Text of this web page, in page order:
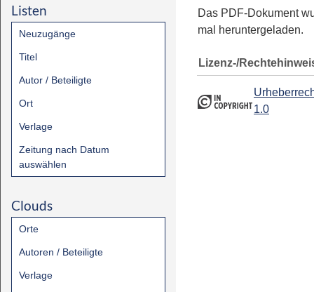
Listen
Neuzugänge
Titel
Autor / Beteiligte
Ort
Verlage
Zeitung nach Datum
auswählen
Clouds
Orte
Autoren / Beteiligte
Verlage
Das PDF-Dokument
mal heruntergeladen.
Lizenz-/
1.0